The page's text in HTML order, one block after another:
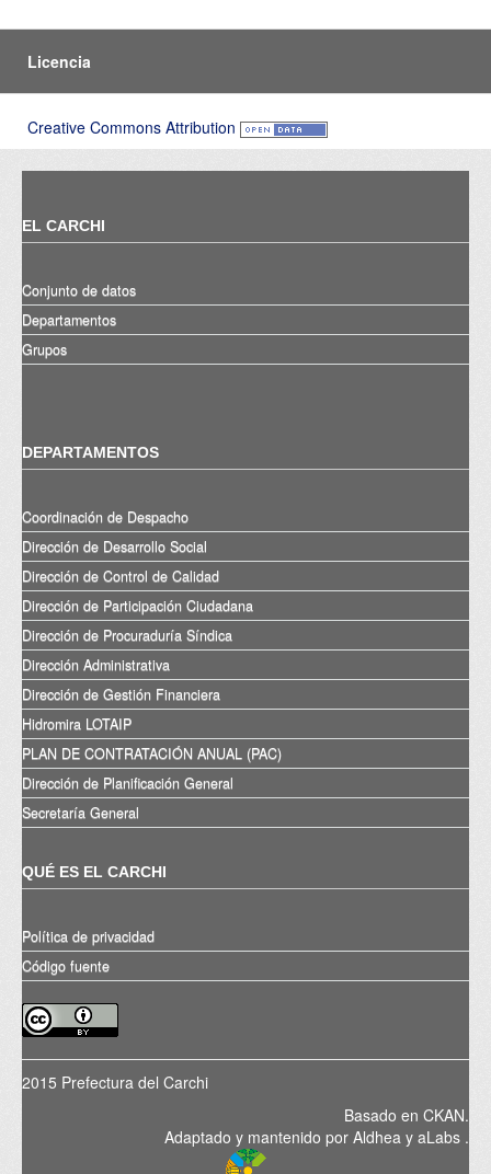
Licencia
Creative Commons Attribution
EL CARCHI
Conjunto de datos
Departamentos
Grupos
DEPARTAMENTOS
Coordinación de Despacho
Dirección de Desarrollo Social
Dirección de Control de Calidad
Dirección de Participación Ciudadana
Dirección de Procuraduría Síndica
Dirección Administrativa
Dirección de Gestión Financiera
Hidromira LOTAIP
PLAN DE CONTRATACIÓN ANUAL (PAC)
Dirección de Planificación General
Secretaría General
QUÉ ES EL CARCHI
Política de privacidad
Código fuente
2015 Prefectura del Carchi
Basado en CKAN.
Adaptado y mantenido por Aldhea y aLabs .